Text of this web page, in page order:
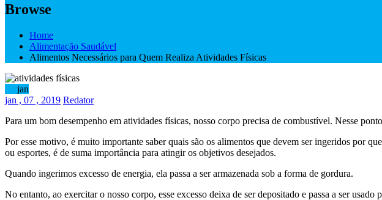
Browse
Home
Alimentação Saudável
Alimentos Necessários para Quem Realiza Atividades Físicas
jan
jan , 07 , 2019 Redator
Para um bom desempenho em atividades físicas, nosso corpo precisa de combustível. Nesse
Por esse motivo, é muito importante saber quais são os alimentos que devem ser ingeridos por
ou esportes, é de suma importância para atingir os objetivos desejados.
Quando ingerimos excesso de energia, ela passa a ser armazenada sob a forma de gordura.
No entanto, ao exercitar o nosso corpo, esse excesso deixa de ser depositado e passa a ser usado